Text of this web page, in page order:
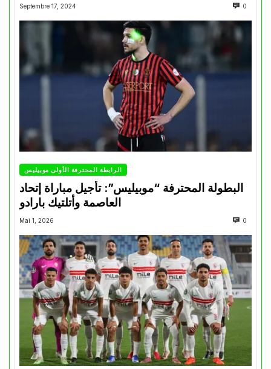
Septembre 17, 2024 0
الرابطة المحترفة الأولى موبيليس
البطولة المحترفة “موبيليس”: تأجيل مباراة إتحاد
العاصمة وأتلتيك بارادو
Mai 1, 2026 0